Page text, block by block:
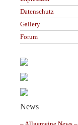
Datenschutz
Gallery
Forum
News